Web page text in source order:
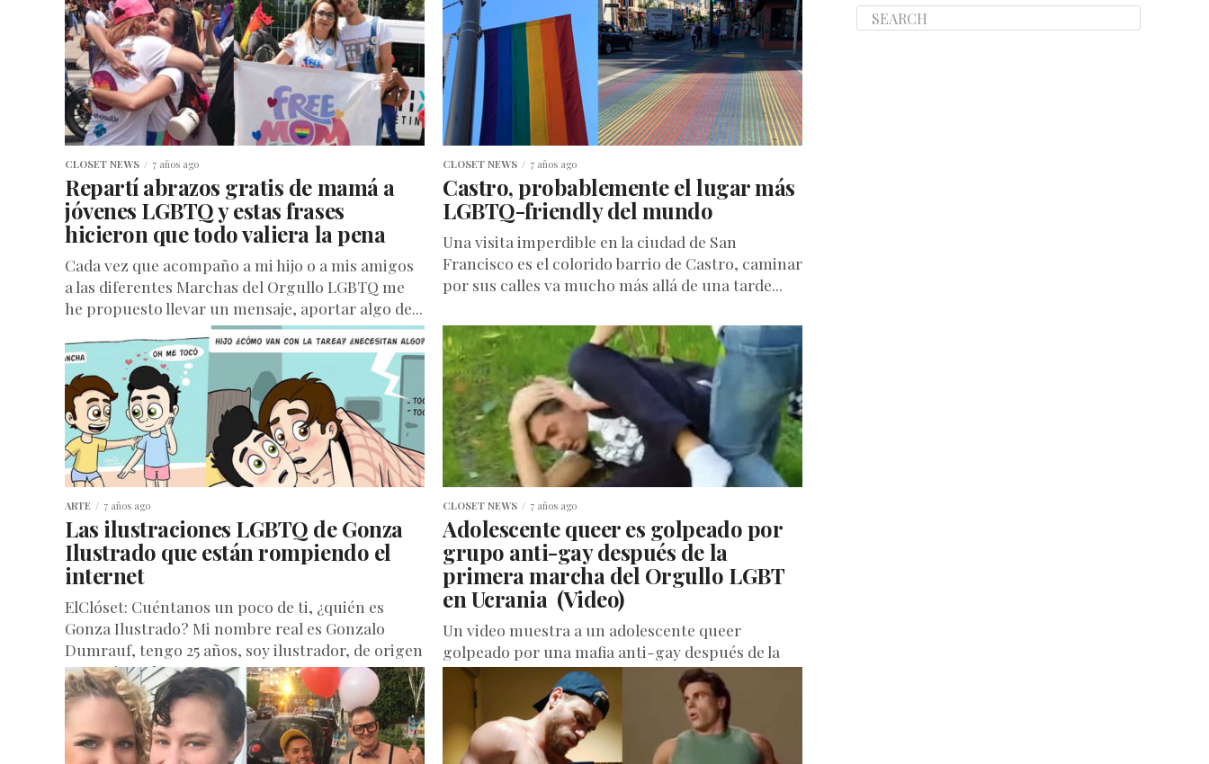
CLOSET NEWS 7 años ago
Repartí abrazos gratis de mamá a
jóvenes LGBTQ y estas frases
hicieron que todo valiera la pena
Cada vez que acompaño a mi hijo o a mis amigos
a las diferentes Marchas del Orgullo LGBTQ me
he propuesto llevar un mensaje, aportar algo de...
CLOSET NEWS 7 años ago
Castro, probablemente el lugar más
LGBTQ-friendly del mundo
Una visita imperdible en la ciudad de San
Francisco es el colorido barrio de Castro, caminar
por sus calles va mucho más allá de una tarde...
ARTE 7 años ago
Las ilustraciones LGBTQ de Gonza
Ilustrado que están rompiendo el
internet
ElClóset: Cuéntanos un poco de ti, ¿quién es
Gonza Ilustrado? Mi nombre real es Gonzalo
Dumrauf, tengo 25 años, soy ilustrador, de origen
argentino y hace...
CLOSET NEWS 7 años ago
Adolescente queer es golpeado por
grupo anti-gay después de la
primera marcha del Orgullo LGBT
en Ucrania (Video)
Un video muestra a un adolescente queer
golpeado por una mafia anti-gay después de la
primera marcha del Orgullo de la ciudad de
Kharkiv en Ucrania....